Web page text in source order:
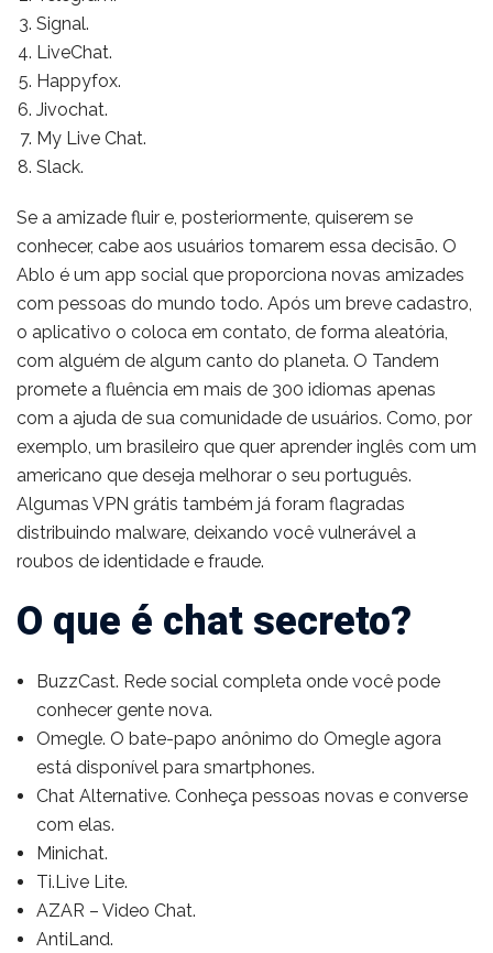
Signal.
LiveChat.
Happyfox.
Jivochat.
My Live Chat.
Slack.
Se a amizade fluir e, posteriormente, quiserem se
conhecer, cabe aos usuários tomarem essa decisão. O
Ablo é um app social que proporciona novas amizades
com pessoas do mundo todo. Após um breve cadastro,
o aplicativo o coloca em contato, de forma aleatória,
com alguém de algum canto do planeta. O Tandem
promete a fluência em mais de 300 idiomas apenas
com a ajuda de sua comunidade de usuários. Como, por
exemplo, um brasileiro que quer aprender inglês com um
americano que deseja melhorar o seu português.
Algumas VPN grátis também já foram flagradas
distribuindo malware, deixando você vulnerável a
roubos de identidade e fraude.
O que é chat secreto?
BuzzCast. Rede social completa onde você pode
conhecer gente nova.
Omegle. O bate-papo anônimo do Omegle agora
está disponível para smartphones.
Chat Alternative. Conheça pessoas novas e converse
com elas.
Minichat.
Ti.Live Lite.
AZAR – Video Chat.
AntiLand.